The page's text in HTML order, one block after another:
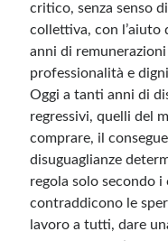
critico, senza senso
collettiva, con
anni di
professionalità e
Oggi a tanti anni di
regressivi, quelli del
comprare, il
disuguaglianze
regola solo secondo
contraddicono le
lavoro a tutti, dare